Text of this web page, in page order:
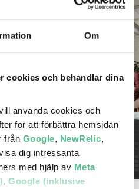
Om
cookies och behandlar dina
använda cookies och
för att förbättra hemsidan
från Google NewRelic
dig intressanta
med hjälp av Meta
Google (inklusive